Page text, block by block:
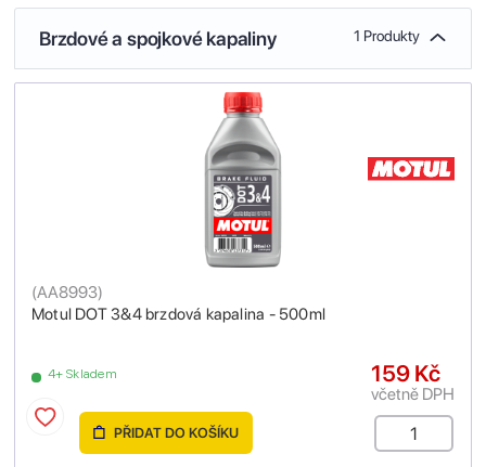
Brzdové a spojkové kapaliny 1 Produkty
Motul DOT 3&4 brzdová kapalina - 500ml
(AA8993)
4+ Skladem 159 Kč
včetně DPH
PŘIDAT DO KOŠÍKU